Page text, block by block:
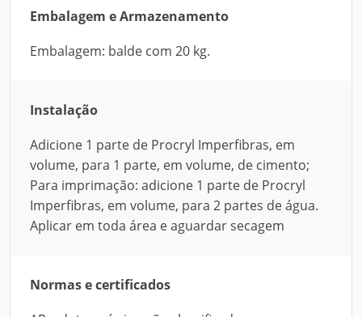
Embalagem e Armazenamento
Embalagem: balde com 20 kg.
Instalação
Adicione 1 parte de Procryl Imperfibras, em
volume, para 1 parte, em volume, de cimento;
Para imprimação: adicione 1 parte de Procryl
Imperfibras, em volume, para 2 partes de água.
Aplicar em toda área e aguardar secagem
Normas e certificados